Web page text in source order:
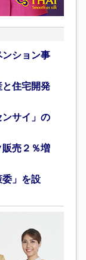
ンション事
住宅開発
サイ」の
売２％増
委」を設